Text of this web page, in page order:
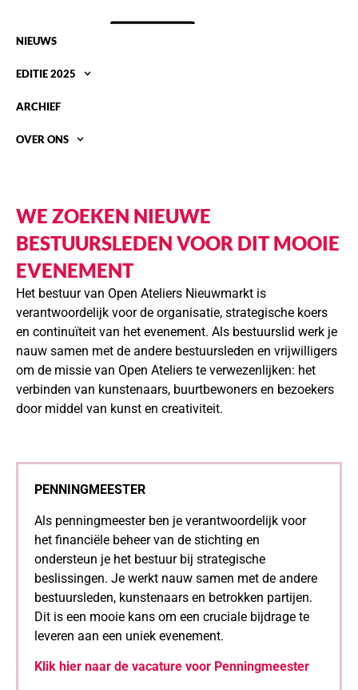
NIEUWS
EDITIE 2025
ARCHIEF
OVER ONS
WE ZOEKEN NIEUWE
BESTUURSLEDEN VOOR DIT MOOIE
EVENEMENT
Het bestuur van Open Ateliers Nieuwmarkt is
verantwoordelijk voor de organisatie, strategische koers
en continuïteit van het evenement. Als bestuurslid werk je
nauw samen met de andere bestuursleden en vrijwilligers
om de missie van Open Ateliers te verwezenlijken: het
verbinden van kunstenaars, buurtbewoners en bezoekers
door middel van kunst en creativiteit.
PENNINGMEESTER
Als penningmeester ben je verantwoordelijk voor
het financiële beheer van de stichting en
ondersteun je het bestuur bij strategische
beslissingen. Je werkt nauw samen met de andere
bestuursleden, kunstenaars en betrokken partijen.
Dit is een mooie kans om een cruciale bijdrage te
leveren aan een uniek evenement.
Klik hier naar de vacature voor Penningmeester